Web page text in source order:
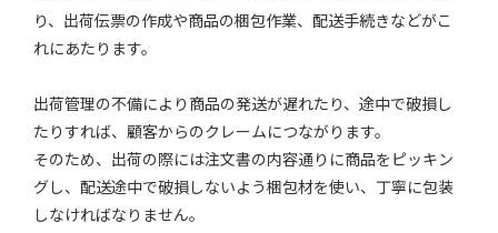
り、出荷伝票の作成や商品の梱包作業、配送手続きなどがこ
れにあたります。
出荷管理の不備により商品の発送が遅れたり、途中で破損し
たりすれば、顧客からのクレームにつながります。
そのため、出荷の際には注文書の内容通りに商品をピッキン
グし、配送途中で破損しないよう梱包材を使い、丁寧に包装
しなければなりません。